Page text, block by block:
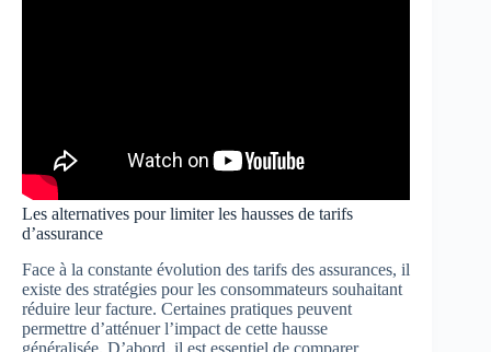
Les alternatives pour limiter les hausses de tarifs
d’assurance
Face à la constante évolution des tarifs des assurances, il
existe des stratégies pour les consommateurs souhaitant
réduire leur facture. Certaines pratiques peuvent
permettre d’atténuer l’impact de cette hausse
généralisée. D’abord, il est essentiel de comparer